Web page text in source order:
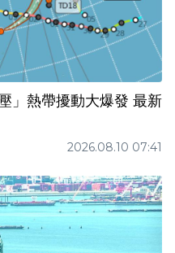
」熱帶擾動大爆發 最新
2026.08.10 07:41